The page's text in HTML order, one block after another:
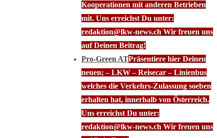
Kooperationen mit anderen Betrieben
mit. Uns erreichst Du unter:
redaktion@lkw-news.ch Wir freuen uns
auf Deinen Beitrag!
Pro-Green ATPräsentiere hier Deinen
neuen; – LKW – Reisecar – Linienbus
welches die Verkehrs-Zulassung soeben
erhalten hat, innerhalb von Österreich.
Uns erreichst Du unter:
redaktion@lkw-news.ch Wir freuen uns